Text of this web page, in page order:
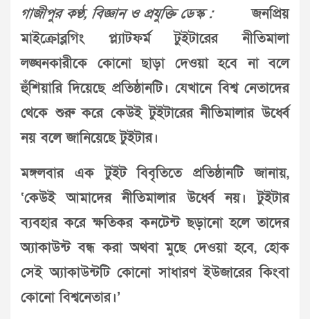
গাজীপুর কণ্ঠ, বিজ্ঞান ও প্রযুক্তি ডেস্ক :জনপ্রিয়
মাইক্রোব্লগিং প্ল্যাটফর্ম টুইটারের নীতিমালা
লঙ্ঘনকারীকে কোনো ছাড়া দেওয়া হবে না বলে
হুঁশিয়ারি দিয়েছে প্রতিষ্ঠানটি। যেখানে বিশ্ব নেতাদের
থেকে শুরু করে কেউই টুইটারের নীতিমালার উর্ধ্বে
নয় বলে জানিয়েছে টুইটার।
মঙ্গলবার এক টুইট বিবৃতিতে প্রতিষ্ঠানটি জানায়,
‘কেউই আমাদের নীতিমালার উর্ধ্বে নয়। টুইটার
ব্যবহার করে ক্ষতিকর কনটেন্ট ছড়ানো হলে তাদের
অ্যাকাউন্ট বন্ধ করা অথবা মুছে দেওয়া হবে, হোক
সেই অ্যাকাউন্টটি কোনো সাধারণ ইউজারের কিংবা
কোনো বিশ্বনেতার।’